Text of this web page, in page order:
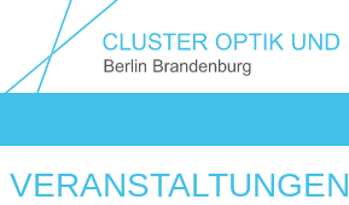
VERANSTALTUNGEN